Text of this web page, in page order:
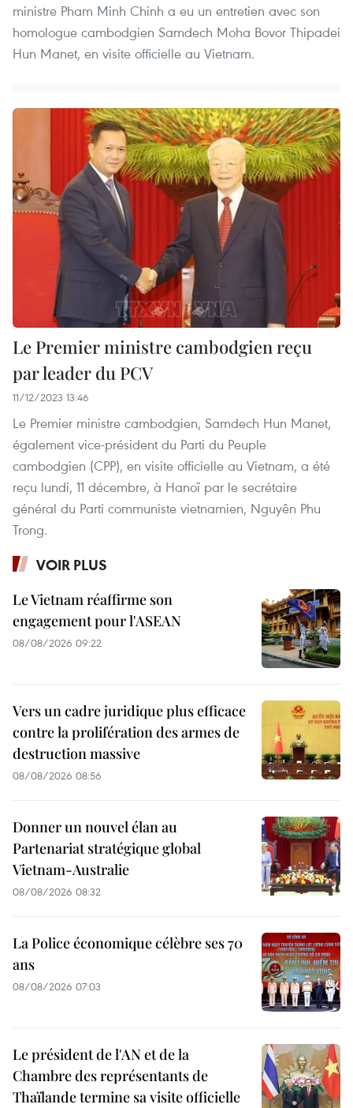
ministre Pham Minh Chinh a eu un entretien avec son
homologue cambodgien Samdech Moha Bovor Thipadei
Hun Manet, en visite officielle au Vietnam.
Le Premier ministre cambodgien reçu
par leader du PCV
11/12/2023 13:46
Le Premier ministre cambodgien, Samdech Hun Manet,
également vice-président du Parti du Peuple
cambodgien (CPP), en visite officielle au Vietnam, a été
reçu lundi, 11 décembre, à Hanoï par le secrétaire
général du Parti communiste vietnamien, Nguyên Phu
Trong.
VOIR PLUS
Le Vietnam réaffirme son
engagement pour l'ASEAN
08/08/2026 09:22
Vers un cadre juridique plus efficace
contre la prolifération des armes de
destruction massive
08/08/2026 08:56
Donner un nouvel élan au
Partenariat stratégique global
Vietnam-Australie
08/08/2026 08:32
La Police économique célèbre ses 70
ans
08/08/2026 07:03
Le président de l'AN et de la
Chambre des représentants de
Thaïlande termine sa visite officielle